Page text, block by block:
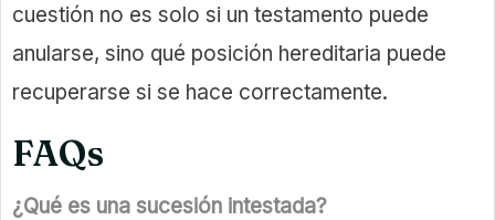
cuestión no es solo si un testamento puede
anularse, sino qué posición hereditaria puede
recuperarse si se hace correctamente.
FAQs
¿Qué es una sucesión intestada?